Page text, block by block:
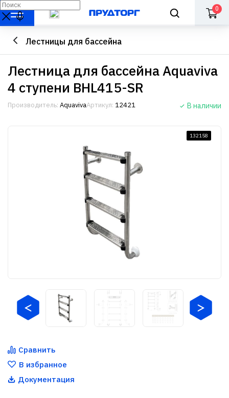
0
Лестницы для бассейна
Лестница для бассейна Aquaviva
4 ступени BHL415-SR
Производитель: AquavivaАртикул: 12421 В наличии
132158
Сравнить
В избранное
Документация